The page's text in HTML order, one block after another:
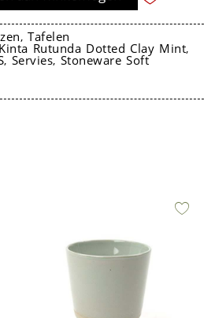
,Tafelen
Kinta Rutunda Dotted Clay Mint,
, Servies, Stoneware Soft